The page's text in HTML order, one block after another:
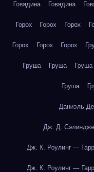
Говядина Говядина
Горох Горох Горох
Горох Горох Горох
Груша Груша Груша
Груша
Даниэль
Дж. Д.
Дж. К. Роулинг —
Дж. К. Роулинг —